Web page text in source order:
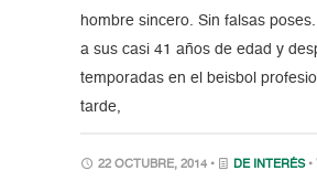
hombre sincero. Sin falsas
a sus casi 41 años de edad y
temporadas en el beisbol
tarde,
22 OCTUBRE, 2014 • DE INTERÉS •